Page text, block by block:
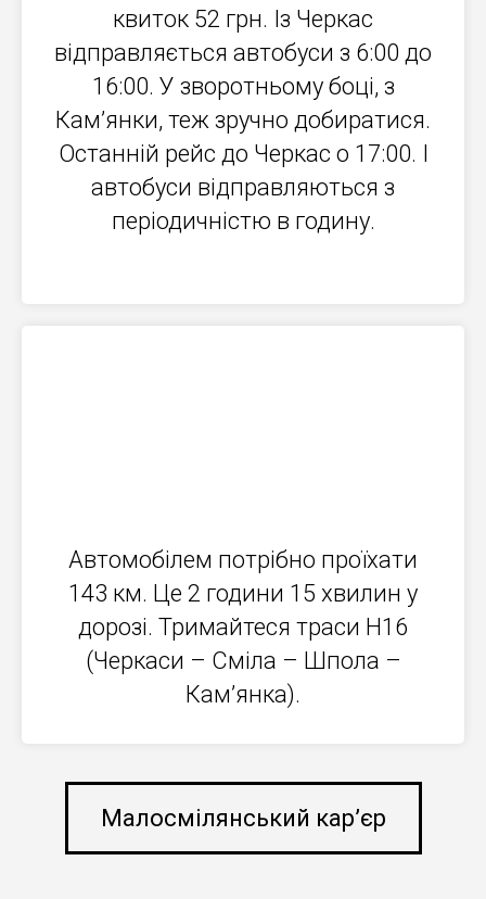
квиток 52 грн. Із Черкас
відправляється автобуси з 6:00 до
16:00. У зворотньому боці, з
Кам’янки, теж зручно добиратися.
Останній рейс до Черкас о 17:00. І
автобуси відправляються з
періодичністю в годину.
Автомобілем потрібно проїхати
143 км. Це 2 години 15 хвилин у
дорозі. Тримайтеся траси Н16
(Черкаси – Сміла – Шпола –
Кам’янка).
Малосмілянський кар’єр